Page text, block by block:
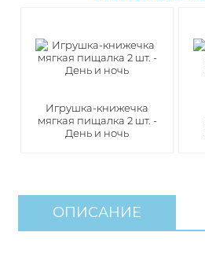
Игрушка-книжечка
мягкая пищалка 2 шт. -
День и ночь
ОПИСАНИЕ